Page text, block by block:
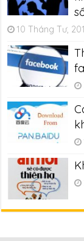
10 Tháng Tư,